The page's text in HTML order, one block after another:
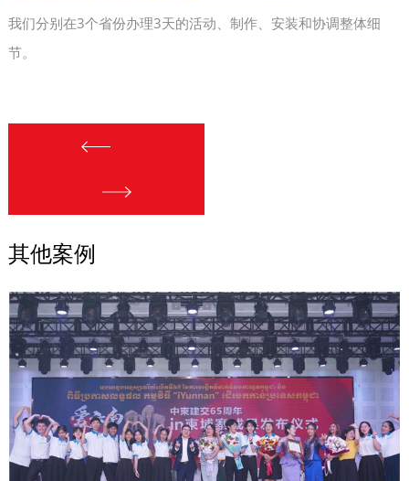
我们分别在3个省份办理3天的活动、制作、安装和协调整体细
节。
其他案例